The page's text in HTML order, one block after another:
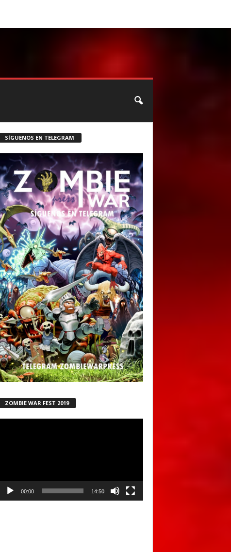
SÍGUENOS EN TELEGRAM
ZOMBIE WAR FEST 2019
00:00 14:50